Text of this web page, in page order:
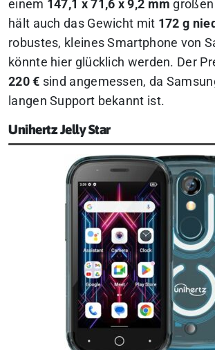
einem 147,1 x 71,6 x 9,2 mm
hält auch das Gewicht mit 172 g
robustes, kleines Smartphone von
könnte hier glücklich werden. Der
220 € sind angemessen, da
langen Support bekannt ist.
Unihertz Jelly Star